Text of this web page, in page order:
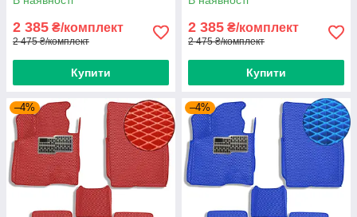
2 385 ₴/комплект
2 475 ₴/комплект
Купити
2 385 ₴/комплект
2 475 ₴/комплект
Купити
–4% –4%